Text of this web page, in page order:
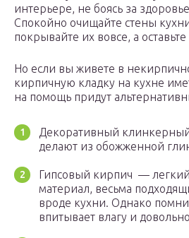
интерьере, не боясь за
Спокойно очищайте стены
покрывайте их вовсе, а
Но если вы живете в
кирпичную кладку на кухне
на помощь придут
Декоративный
делают из обожженной
Гипсовый кирпич —
материал, весьма
вроде кухни. Однако
впитывает влагу и